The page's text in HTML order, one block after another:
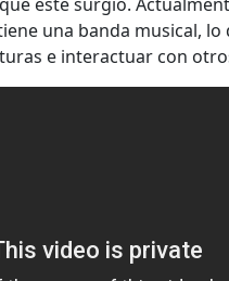
una banda musical,
e interactuar con